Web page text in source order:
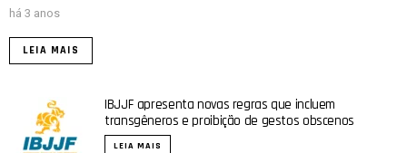
há 3 anos
LEIA MAIS
IBJJF apresenta novas regras que incluem
transgêneros e proibição de gestos obscenos
LEIA MAIS